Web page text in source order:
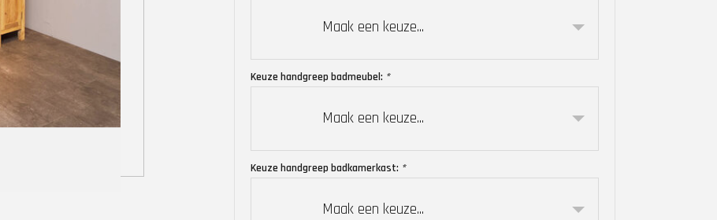
Maak een keuze...
Keuze handgreep badmeubel: *
Maak een keuze...
Keuze handgreep badkamerkast: *
Maak een keuze...